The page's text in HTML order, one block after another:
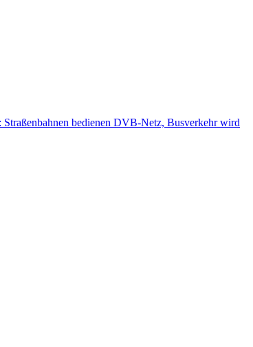
bedienen DVB-Netz, Busverkehr wird